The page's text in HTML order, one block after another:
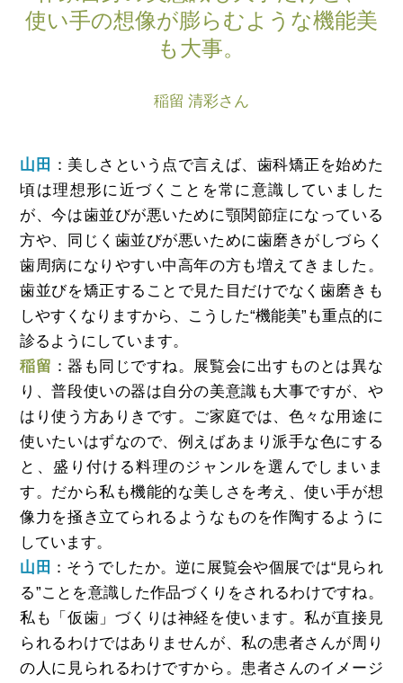
使い手の想像が膨らむような機能美
も大事。
稲留 清彩さん
山田 ：美しさという点で言えば、歯科矯正を始めた
頃は理想形に近づくことを常に意識していました
が、今は歯並びが悪いために顎関節症になっている
方や、同じく歯並びが悪いために歯磨きがしづらく
歯周病になりやすい中高年の方も増えてきました。
歯並びを矯正することで見た目だけでなく歯磨きも
しやすくなりますから、こうした“機能美”も重点的に
診るようにしています。
稲留 ：器も同じですね。展覧会に出すものとは異な
り、普段使いの器は自分の美意識も大事ですが、や
はり使う方ありきです。ご家庭では、色々な用途に
使いたいはずなので、例えばあまり派手な色にする
と、盛り付ける料理のジャンルを選んでしまいま
す。だから私も機能的な美しさを考え、使い手が想
像力を掻き立てられるようなものを作陶するように
しています。
山田 ：そうでしたか。逆に展覧会や個展では“見られ
る”ことを意識した作品づくりをされるわけですね。
私も「仮歯」づくりは神経を使います。私が直接見
られるわけではありませんが、私の患者さんが周り
の人に見られるわけですから。患者さんのイメージ